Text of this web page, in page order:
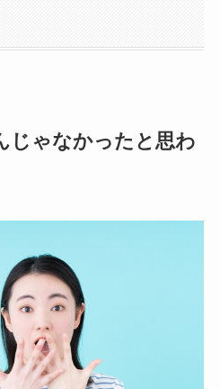
じゃなかったと思わ